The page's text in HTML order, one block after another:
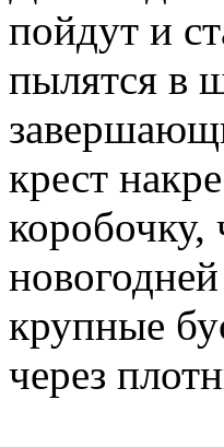
пойдут и
пылятся в
крест
крупные
через